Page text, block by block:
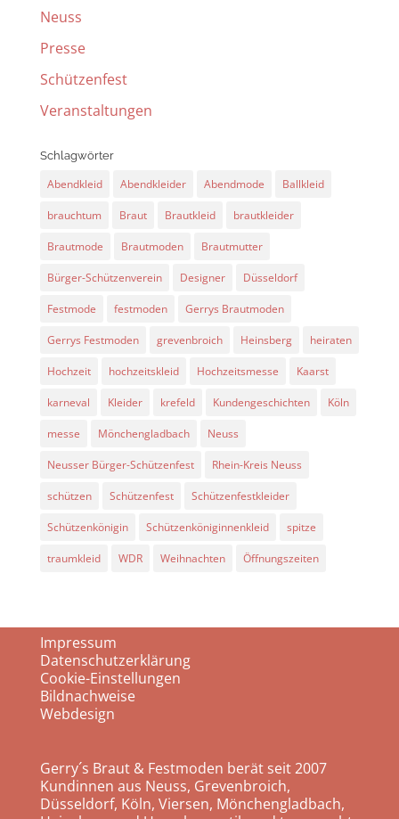
Neuss
Presse
Schützenfest
Veranstaltungen
Schlagwörter
Abendkleid Abendkleider Abendmode Ballkleid
brauchtum Braut Brautkleid brautkleider
Brautmode Brautmoden Brautmutter
Bürger-Schützenverein Designer Düsseldorf
Festmode festmoden Gerrys Brautmoden
Gerrys Festmoden grevenbroich Heinsberg heiraten
Hochzeit hochzeitskleid Hochzeitsmesse Kaarst
karneval Kleider krefeld Kundengeschichten Köln
messe Mönchengladbach Neuss
Neusser Bürger-Schützenfest Rhein-Kreis Neuss
schützen Schützenfest Schützenfestkleider
Schützenkönigin Schützenköniginnenkleid spitze
traumkleid WDR Weihnachten Öffnungszeiten
Impressum
Datenschutzerklärung
Cookie-Einstellungen
Bildnachweise
Webdesign
Gerry´s Braut & Festmoden berät seit 2007
Kundinnen aus Neuss, Grevenbroich,
Düsseldorf, Köln, Viersen, Mönchengladbach,